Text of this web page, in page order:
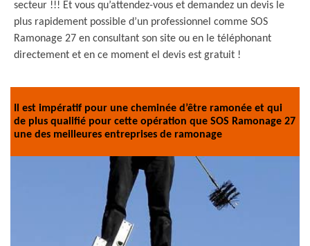
secteur !!! Et vous qu’attendez-vous et demandez un devis le
plus rapidement possible d’un professionnel comme SOS
Ramonage 27 en consultant son site ou en le téléphonant
directement et en ce moment el devis est gratuit !
Il est impératif pour une cheminée d’être ramonée et qui
de plus qualifié pour cette opération que SOS Ramonage 27
une des meilleures entreprises de ramonage